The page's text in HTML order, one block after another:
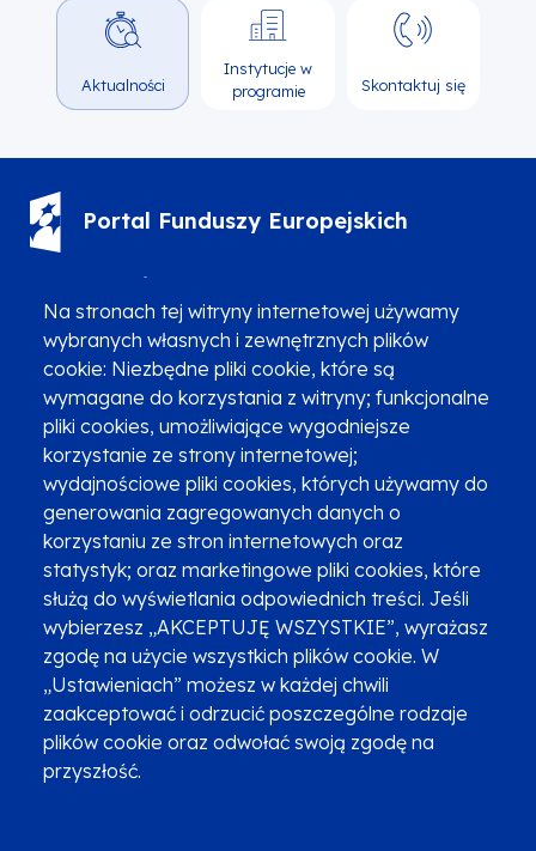
Na stronach tej witryny internetowej używamy
wybranych własnych i zewnętrznych plików
cookie: Niezbędne pliki cookie, które są
wymagane do korzystania z witryny; funkcjonalne
pliki cookies, umożliwiające wygodniejsze
korzystanie ze strony internetowej;
wydajnościowe pliki cookies, których używamy do
generowania zagregowanych danych o
korzystaniu ze stron internetowych oraz
statystyk; oraz marketingowe pliki cookies, które
służą do wyświetlania odpowiednich treści. Jeśli
wybierzesz „AKCEPTUJĘ WSZYSTKIE”, wyrażasz
zgodę na użycie wszystkich plików cookie. W
„Ustawieniach” możesz w każdej chwili
zaakceptować i odrzucić poszczególne rodzaje
plików cookie oraz odwołać swoją zgodę na
przyszłość.
Aktualności
Instytucje w
programie
Skontaktuj się
Portal Funduszy Europejskich
Zgłoszenia podejrzenia niezgodności z KPP i KPON
Newsletter
Fundusze SMS-em
Najczęściej zadawane pytania
Promocja projektu
Zobacz inne programy
Poznaj Fundusze 2014-2020
Deklaracja dostępności
Polityka prywatności
Przetwarzanie danych osobowych
Zgłoś błąd Mapa strony